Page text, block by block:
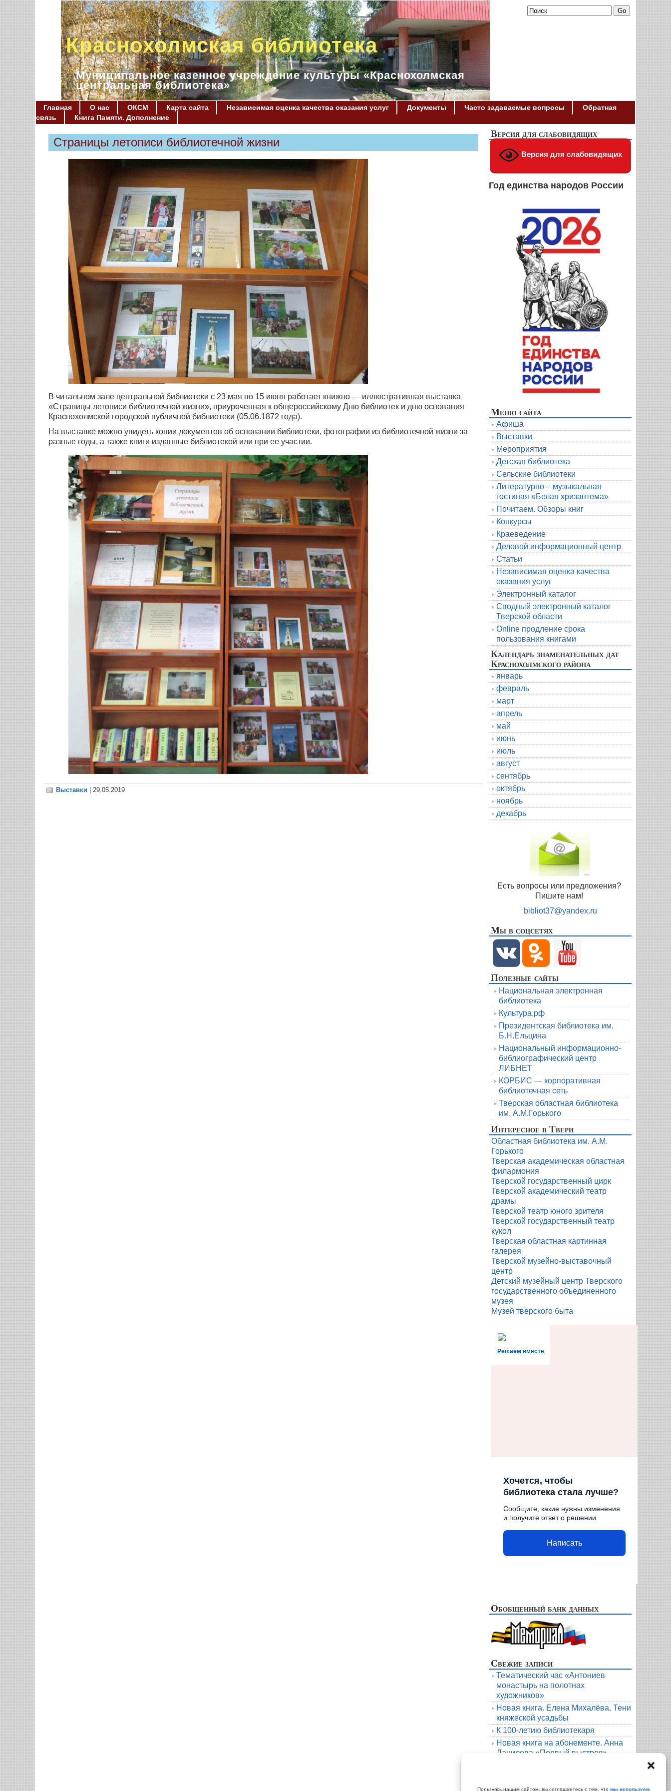
Пользуясь нашим сайтом, вы соглашаетесь с тем, что мы используем
Краснохолмская библиотека
Муниципальное казенное учреждение культуры «Краснохолмская
центральная библиотека»
Главная О нас ОКСМ Карта сайта Независимая оценка качества оказания услуг Документы Часто задаваемые вопросы
Обратная
связь
Книга Памяти. Дополнение
Страницы летописи библиотечной жизни
В читальном зале центральной библиотеки с 23 мая по 15 июня работает книжно — иллюстративная выставка
«Страницы летописи библиотечной жизни», приуроченная к общероссийскому Дню библиотек и дню основания
Краснохолмской городской публичной библиотеки (05.06.1872 года).
На выставке можно увидеть копии документов об основании библиотеки, фотографии из библиотечной жизни за
разные годы, а также книги изданные библиотекой или при ее участии.
Выставки | 29.05.2019
Версия для слабовидящих
Версия для слабовидящих
Год единства народов России
Меню сайта
Афиша
Выставки
Мероприятия
Детская библиотека
Сельские библиотеки
Литературно – музыкальная
гостиная «Белая хризантема»
Почитаем. Обзоры книг
Конкурсы
Краеведение
Деловой информационный центр
Статьи
Независимая оценка качества
оказания услуг
Электронный каталог
Сводный электронный каталог
Тверской области
Online продление срока
пользования книгами
Календарь знаменательных дат
Краснохолмского района
январь
февраль
март
апрель
май
июнь
июль
август
сентябрь
октябрь
ноябрь
декабрь
Есть вопросы или предложения?
Пишите нам!
bibliot37@yandex.ru
Мы в соцсетях
Полезные сайты
Национальная электронная
библиотека
Культура.рф
Президентская библиотека им.
Б.Н.Ельцина
Национальный информационно-
библиографический центр
ЛИБНЕТ
КОРБИС — корпоративная
библиотечная сеть
Тверская областная библиотека
им. А.М.Горького
Интересное в Твери
Областная библиотека им. А.М.
Горького
Тверская академическая областная
филармония
Тверской государственный цирк
Тверской академический театр
драмы
Тверской театр юного зрителя
Тверской государственный театр
кукол
Тверская областная картинная
галерея
Тверской музейно-выставочный
центр
Детский музейный центр Тверского
государственного объединенного
музея
Музей тверского быта
Решаем вместе
Хочется, чтобы
библиотека стала лучше?
Сообщите, какие нужны изменения
и получите ответ о решении
Написать
Обобщенный банк данных
Свежие записи
Тематический час «Антониев
монастырь на полотнах
художников»
Новая книга. Елена Михалёва. Тени
княжеской усадьбы
К 100-летию библиотекаря
Новая книга на абонементе. Анна
Данилова «Первый выстрел»